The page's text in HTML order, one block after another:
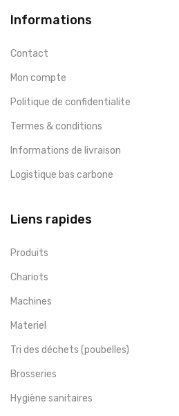
Informations
Contact
Mon compte
Politique de confidentialite
Termes & conditions
Informations de livraison
Logistique bas carbone
Liens rapides
Produits
Chariots
Machines
Materiel
Tri des déchets (poubelles)
Brosseries
Hygiène sanitaires